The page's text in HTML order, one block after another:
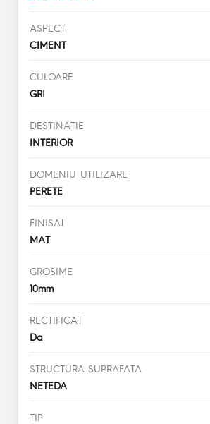
ASPECT
CIMENT
CULOARE
GRI
DESTINATIE
INTERIOR
DOMENIU UTILIZARE
PERETE
FINISAJ
MAT
GROSIME
10mm
RECTIFICAT
Da
STRUCTURA SUPRAFATA
NETEDA
TIP